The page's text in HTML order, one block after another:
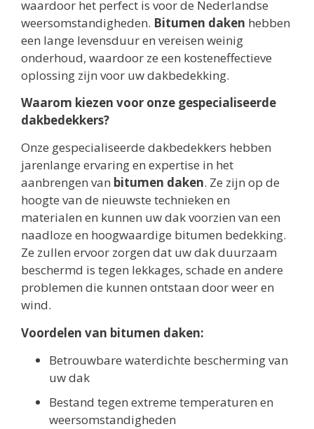
waardoor het perfect is voor de Nederlandse
weersomstandigheden. Bitumen daken hebben
een lange levensduur en vereisen weinig
onderhoud, waardoor ze een kosteneffectieve
oplossing zijn voor uw dakbedekking.
Waarom kiezen voor onze gespecialiseerde
dakbedekkers?
Onze gespecialiseerde dakbedekkers hebben
jarenlange ervaring en expertise in het
aanbrengen van bitumen daken. Ze zijn op de
hoogte van de nieuwste technieken en
materialen en kunnen uw dak voorzien van een
naadloze en hoogwaardige bitumen bedekking.
Ze zullen ervoor zorgen dat uw dak duurzaam
beschermd is tegen lekkages, schade en andere
problemen die kunnen ontstaan door weer en
wind.
Voordelen van bitumen daken:
Betrouwbare waterdichte bescherming van
uw dak
Bestand tegen extreme temperaturen en
weersomstandigheden